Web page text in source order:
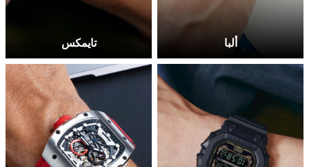
ألبا تايمكس